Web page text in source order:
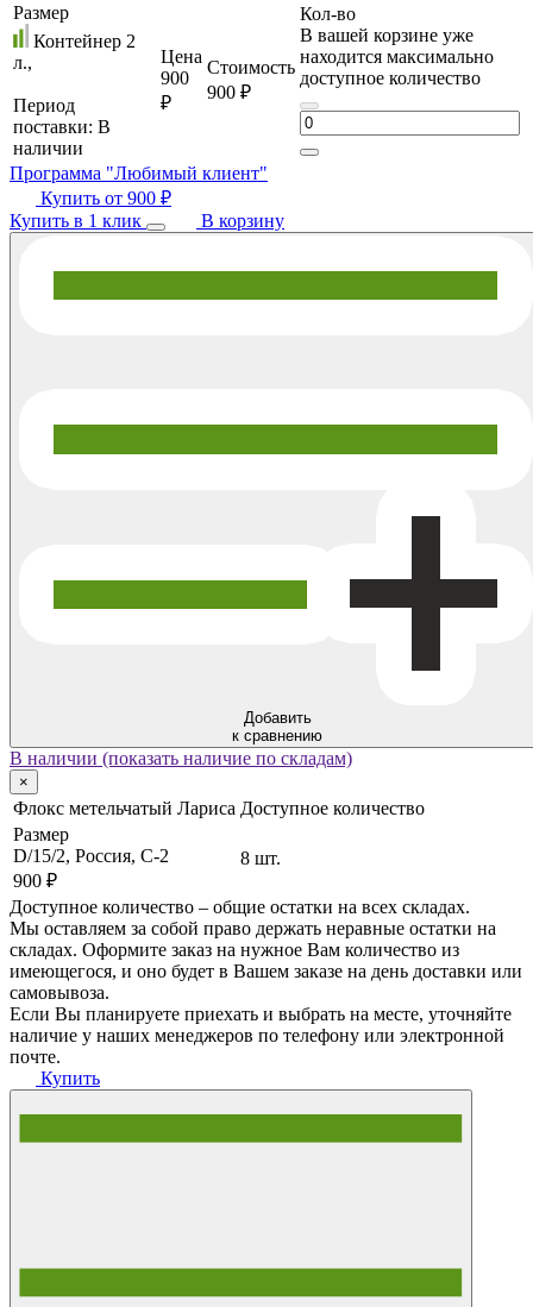
Размер
Контейнер 2
л.,
Период
поставки: В
наличии
Цена
900
₽
Стоимость
900 ₽
Кол-во
В вашей корзине уже
находится максимально
доступное количество
Программа "Любимый клиент"
Купить от 900 ₽
Купить в 1 клик
В корзину
Добавить
к сравнению
В наличии (показать наличие по складам)
×
Флокс метельчатый Лариса Доступное количество
Размер
D/15/2, Россия, C-2
900 ₽
8 шт.
Доступное количество – общие остатки на всех складах.
Мы оставляем за собой право держать неравные остатки на
складах. Оформите заказ на нужное Вам количество из
имеющегося, и оно будет в Вашем заказе на день доставки или
самовывоза.
Если Вы планируете приехать и выбрать на месте, уточняйте
наличие у наших менеджеров по телефону или электронной
почте.
Купить